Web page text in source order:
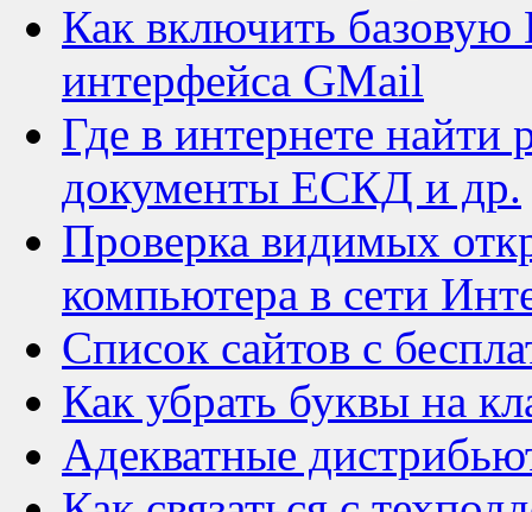
Как включить
интерфейса GMail
Где в интернете
документы ЕСКД и др.
Проверка видимых
компьютера в сети
Список сайтов с
Как убрать буквы на
Адекватные